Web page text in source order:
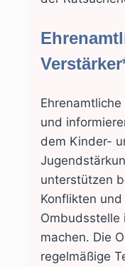
und
dem Kinder-
unterstützen
Konflikten
Ombudsstelle
machen. Die
regelmäßige